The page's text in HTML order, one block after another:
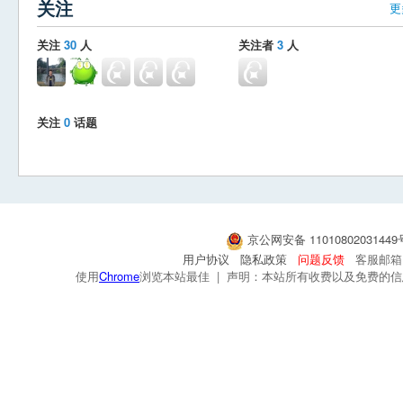
关注
关注 30 人 关注者 3 人
关注 0 话题
京公网安备
用户协议
隐私政策 问题反馈
客服邮
使用Chrome浏览本站最佳 | 声明：本站所有收费以及免费的